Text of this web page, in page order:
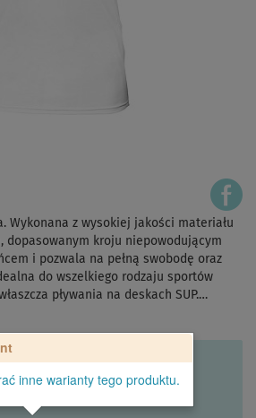
Wykonana z wysokiej jakości materiału
dopasowanym kroju niepowodującym
i pozwala na pełną swobodę oraz
do wszelkiego rodzaju sportów
pływania na deskach SUP.…
inne warianty tego produktu.